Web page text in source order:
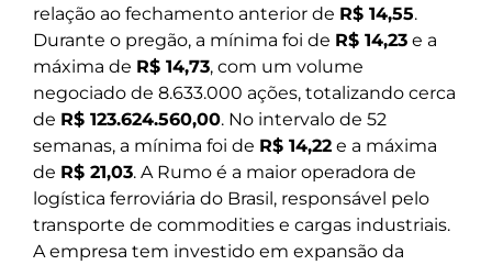
relação ao fechamento anterior de R$ 14,55.
Durante o pregão, a mínima foi de R$ 14,23 e a
máxima de R$ 14,73, com um volume
negociado de 8.633.000 ações, totalizando cerca
de R$ 123.624.560,00. No intervalo de 52
semanas, a mínima foi de R$ 14,22 e a máxima
de R$ 21,03. A Rumo é a maior operadora de
logística ferroviária do Brasil, responsável pelo
transporte de commodities e cargas industriais.
A empresa tem investido em expansão da